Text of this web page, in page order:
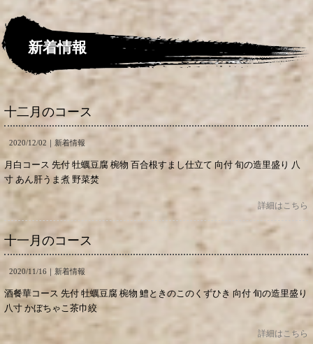
新着情報
十二月のコース
2020/12/02｜ 新着情報
月白コース 先付 牡蠣豆腐 椀物 百合根すまし仕立て 向付 旬の造里盛り 八
寸 あん肝うま煮 野菜焚
詳細はこちら
十一月のコース
2020/11/16｜ 新着情報
酒餐華コース 先付 牡蠣豆腐 椀物 鱧ときのこのくずひき 向付 旬の造里盛り
八寸 かぼちゃこ茶巾絞
詳細はこちら